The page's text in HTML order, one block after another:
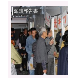
派遣報告書